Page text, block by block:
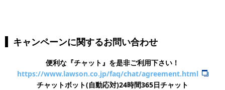
キャンペーンに関するお問い合わせ
便利な『チャット』を是非ご利用下さい！
https://www.lawson.co.jp/faq/chat/agreement.html
チャットボット(自動応対)24時間365日チャット